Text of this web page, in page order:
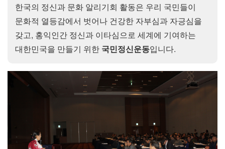
한국의 정신과 문화 알리기회 활동은 우리 국민들이
문화적 열등감에서 벗어나 건강한 자부심과 자긍심을
갖고, 홍익인간 정신과 이타심으로 세계에 기여하는
대한민국을 만들기 위한 국민정신운동입니다.